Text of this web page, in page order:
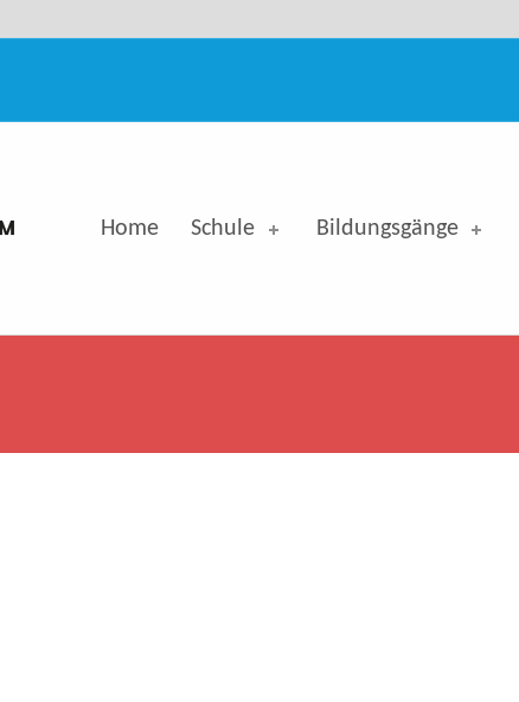
Home Schule Bildungsgänge